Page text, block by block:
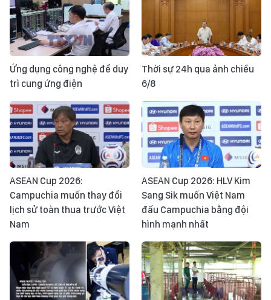
Ứng dụng công nghệ để duy
trì cung ứng điện
Thời sự 24h qua ảnh chiều
6/8
ASEAN Cup 2026:
Campuchia muốn thay đổi
lịch sử toàn thua trước Việt
Nam
ASEAN Cup 2026: HLV Kim
Sang Sik muốn Việt Nam
đấu Campuchia bằng đội
hình mạnh nhất